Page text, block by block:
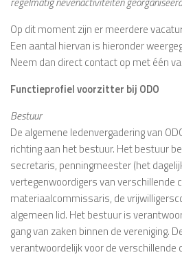
Op dit moment zijn er meerdere
Een aantal hiervan is hieronder
Neem dan direct contact op met één
Functieprofiel voorzitter bij ODO
Bestuur
De algemene ledenvergadering van
richting aan het bestuur. Het bestuur
secretaris, penningmeester (het
vertegenwoordigers van verschillende
materiaalcommissaris, de
algemeen lid. Het bestuur is
gang van zaken binnen de vereniging.
verantwoordelijk voor de verschillende